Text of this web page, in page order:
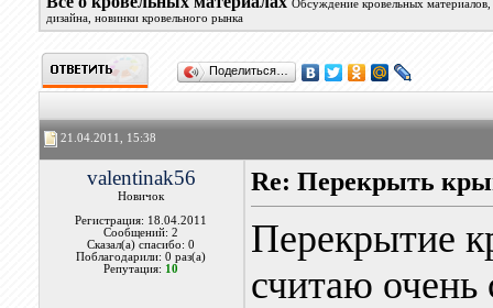
Обсуждение кровельных
дизайна, новинки кровельного рынка
Поделиться…
21.04.2011, 15:38
valentinak56
Новичок
Регистрация: 18.04.2011
Сообщений: 2
Сказал(а) спасибо: 0
Поблагодарили: 0 раз(а)
Репутация: 10
Re: Перекрыть
Перекрытие
считаю